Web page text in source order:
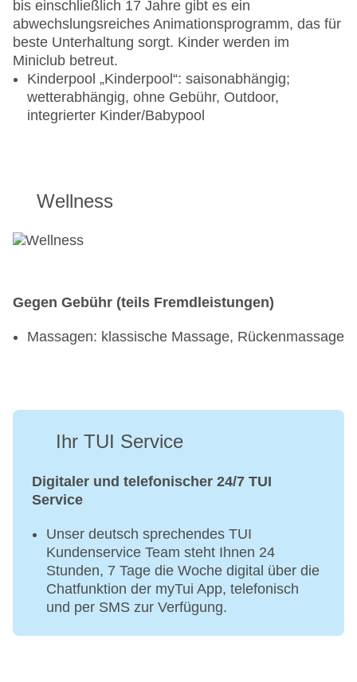
bis einschließlich 17 Jahre gibt es ein
abwechslungsreiches Animationsprogramm, das für
beste Unterhaltung sorgt. Kinder werden im
Miniclub betreut.
Kinderpool „Kinderpool“: saisonabhängig;
wetterabhängig, ohne Gebühr, Outdoor,
integrierter Kinder/Babypool
Wellness
Gegen Gebühr (teils Fremdleistungen)
Massagen: klassische Massage, Rückenmassage
Ihr TUI Service
Digitaler und telefonischer 24/7 TUI
Service
Unser deutsch sprechendes TUI
Kundenservice Team steht Ihnen 24
Stunden, 7 Tage die Woche digital über die
Chatfunktion der myTui App, telefonisch
und per SMS zur Verfügung.